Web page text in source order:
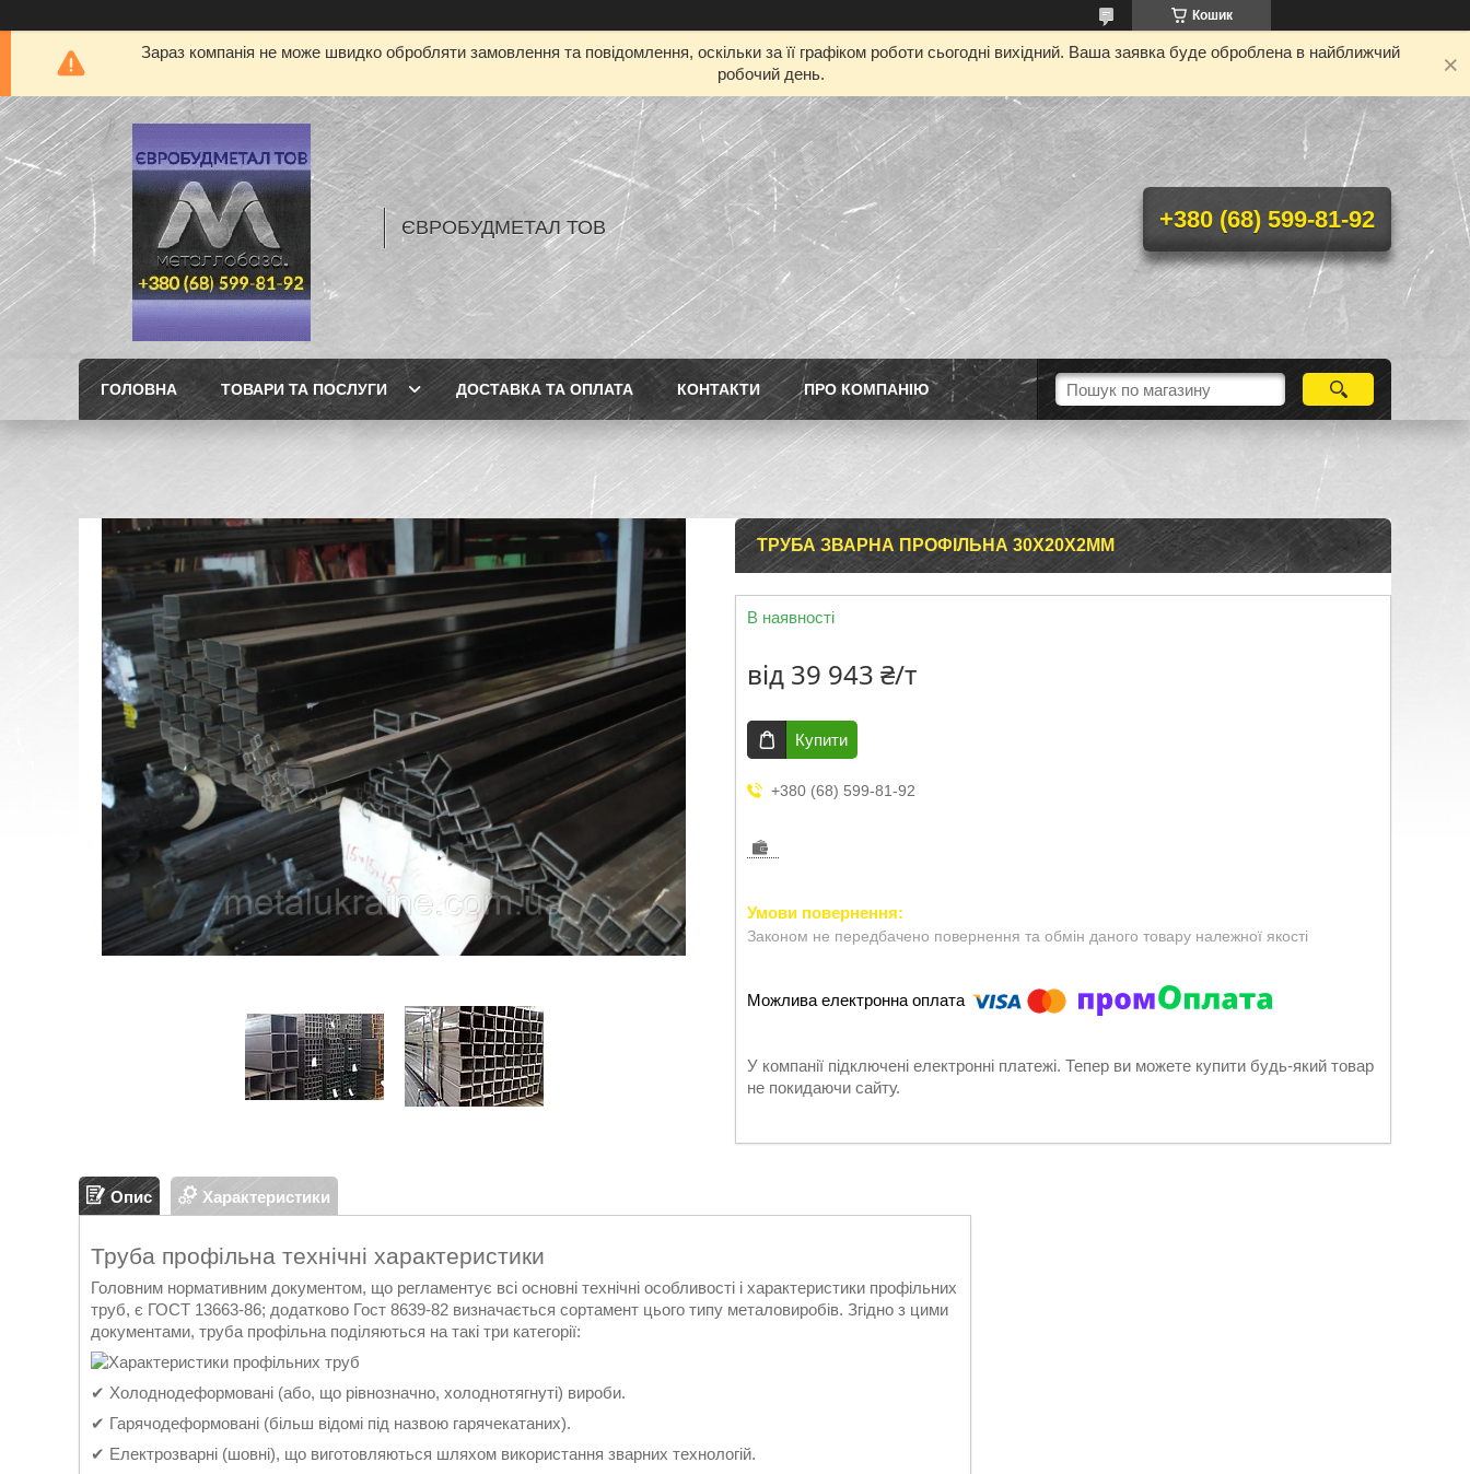
Кошик
Зараз компанія не може швидко обробляти замовлення та повідомлення, оскільки за її графіком роботи сьогодні вихідний. Ваша заявка буде оброблена в найближчий
робочий день.
ЄВРОБУДМЕТАЛ ТОВ +380 (68) 599-81-92
ГОЛОВНА ТОВАРИ ТА ПОСЛУГИ ДОСТАВКА ТА ОПЛАТА КОНТАКТИ ПРО КОМПАНІЮ
ТРУБА ЗВАРНА ПРОФІЛЬНА 30Х20Х2ММ
В наявності
від 39 943 ₴/т
Купити
+380 (68) 599-81-92
Законом не передбачено повернення та обмін даного товару належної якості
У компанії підключені електронні платежі. Тепер ви можете купити будь-який товар
не покидаючи сайту.
Опис Характеристики
Труба профільна технічні характеристики
Головним нормативним документом, що регламентує всі основні технічні особливості і характеристики профільних
труб, є ГОСТ 13663-86; додатково Гост 8639-82 визначається сортамент цього типу металовиробів. Згідно з цими
документами, труба профільна поділяються на такі три категорії:
✔ Холоднодеформовані (або, що рівнозначно, холоднотягнуті) вироби.
✔ Гарячодеформовані (більш відомі під назвою гарячекатаних).
✔ Електрозварні (шовні), що виготовляються шляхом використання зварних технологій.